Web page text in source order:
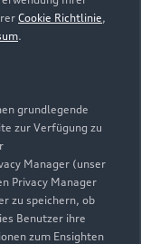
Cookie Richtlinie,
.
grundlegende
zur Verfügung zu
Manager (unser
Privacy Manager
zu speichern, ob
Benutzer ihre
zum Ensighten
nach oben